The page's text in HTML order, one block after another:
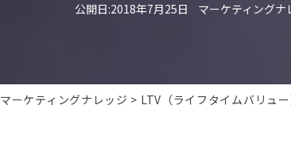
2018年7月25日
マーケティングナ
マーケティングナレッジ LTV（ライフタイムバリュ